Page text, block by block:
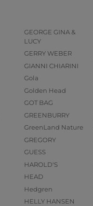
GEORGE GINA &
LUCY
GERRY WEBER
GIANNI CHIARINI
Gola
Golden Head
GOT BAG
GREENBURRY
GreenLand Nature
GREGORY
GUESS
HAROLD'S
HEAD
Hedgren
HELLY HANSEN